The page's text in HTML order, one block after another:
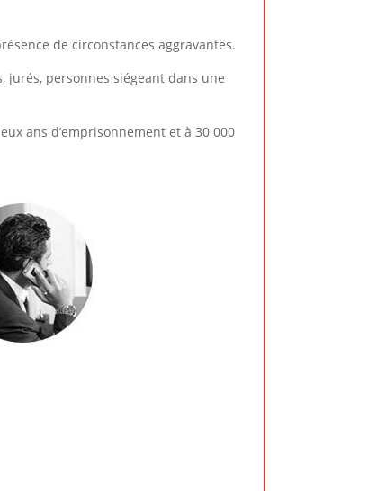
de circonstances aggravantes.
personnes siégeant dans une
ans d’emprisonnement et à 30 000